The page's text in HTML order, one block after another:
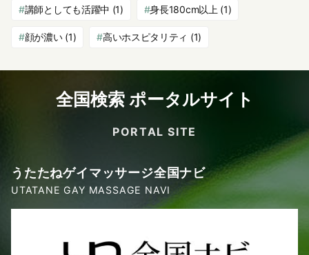
講師としても活躍中 (1) 身長180cm以上 (1)
顔が濃い(1) 高いホスピタリティ (1)
全国検索 ポータルサイト
PORTAL SITE
うたたねゲイマッサージ全国ナビ
UTATANE GAY MASSAGE NAVI